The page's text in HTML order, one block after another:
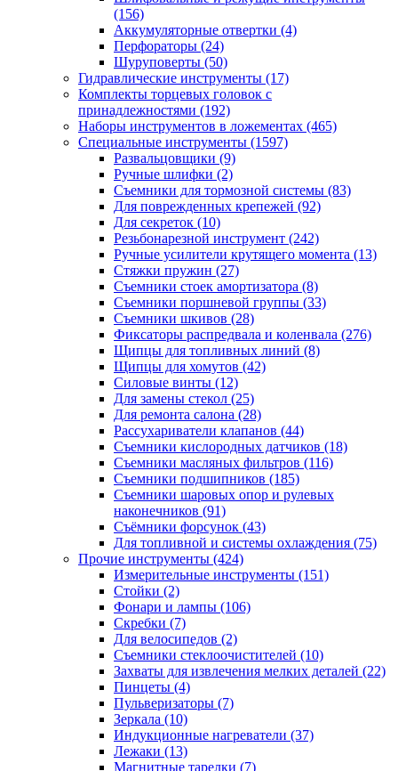
(156)
Аккумуляторные отвертки (4)
Перфораторы (24)
Шуруповерты (50)
Гидравлические инструменты (17)
Комплекты торцевых головок с
принадлежностями (192)
Наборы инструментов в ложементах (465)
Специальные инструменты (1597)
Развальцовщики (9)
Ручные шлифки (2)
Съемники для тормозной системы (83)
Для поврежденных крепежей (92)
Для секреток (10)
Резьбонарезной инструмент (242)
Ручные усилители крутящего момента (13)
Стяжки пружин (27)
Съемники стоек амортизатора (8)
Съемники поршневой группы (33)
Съемники шкивов (28)
Фиксаторы распредвала и коленвала (276)
Щипцы для топливных линий (8)
Щипцы для хомутов (42)
Силовые винты (12)
Для замены стекол (25)
Для ремонта салона (28)
Рассухариватели клапанов (44)
Съемники кислородных датчиков (18)
Съемники масляных фильтров (116)
Съемники подшипников (185)
Съемники шаровых опор и рулевых
наконечников (91)
Съёмники форсунок (43)
Для топливной и системы охлаждения (75)
Прочие инструменты (424)
Измерительные инструменты (151)
Стойки (2)
Фонари и лампы (106)
Скребки (7)
Для велосипедов (2)
Съемники стеклоочистителей (10)
Захваты для извлечения мелких деталей (22)
Пинцеты (4)
Пульверизаторы (7)
Зеркала (10)
Индукционные нагреватели (37)
Лежаки (13)
Магнитные тарелки (7)